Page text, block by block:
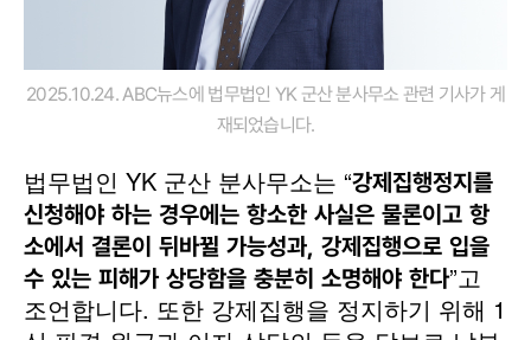
2025.10.24. ABC뉴스에 법무법인 YK 군산 분사무소 관련 기사가 게
재되었습니다.
법무법인 YK 군산 분사무소는 “강제집행정지를
신청해야 하는 경우에는 항소한 사실은 물론이고 항
소에서 결론이 뒤바뀔 가능성과, 강제집행으로 입을
수 있는 피해가 상당함을 충분히 소명해야 한다”고
조언합니다. 또한 강제집행을 정지하기 위해 1